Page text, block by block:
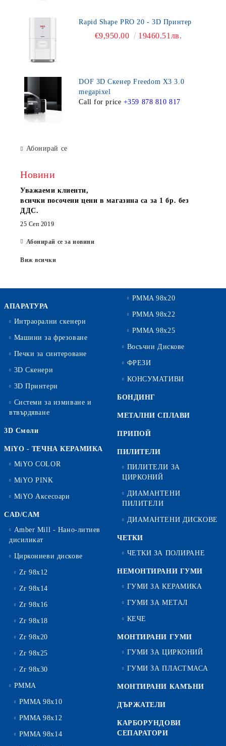
Rapid Shape PRO 20 - 3D Принтер
€9,950.00 19460.51лв.
DOF 3D Скенер Freedom X3 3.0
megapixel
Call for price +359 878 810 817
Абонирай се
Новини
Уважаеми клиенти,
всички посочени цени в магазина са за 1 бр. без
ДДС.
25 Сеп 2019
Абонирай се за новини
Виж всички
АПАРАТУРА
Интраорални скенери
Машини за фрезоване
Печки за синтероване
3D Скенери
3D Принтери
Системи за измиване и
втвърдяване
3D Смоли
MiYO - ТЕЧНА КЕРАМИКА
MiYO COLOR
MiYO PINK
MiYO Аксесоари
CAD/CAM
Amber Mill - Нано-литиев
дисиликат
Циркониеви дискове
Zr 98x12
Zr 98x14
Zr 98x16
Zr 98x18
Zr 98x20
Zr 98x25
Zr 98x30
PMMA
PMMA 98x10
PMMA 98x12
PMMA 98x14
PMMA 98x20
PMMA 98x22
PMMA 98x25
Восъчни Дискове
ФРЕЗИ
КОНСУМАТИВИ
БОНДИНГ
МЕТАЛНИ СПЛАВИ
ПРИПОЙ
ПИЛИТЕЛИ
ПИЛИТЕЛИ ЗА
ЦИРКОНИЙ
ДИАМАНТЕНИ
ПИЛИТЕЛИ
ДИАМАНТЕНИ ДИСКОВЕ
ЧЕТКИ
ЧЕТКИ ЗА ПОЛИРАНЕ
НЕМОНТИРАНИ ГУМИ
ГУМИ ЗА КЕРАМИКА
ГУМИ ЗА МЕТАЛ
КЕЧЕ
МОНТИРАНИ ГУМИ
ГУМИ ЗА ЦИРКОНИЙ
ГУМИ ЗА ПЛАСТМАСА
МОНТИРАНИ КАМЪНИ
ДЪРЖАТЕЛИ
КАРБОРУНДОВИ
СЕПАРАТОРИ